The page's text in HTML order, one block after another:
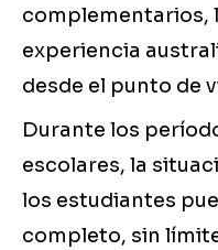
complementarios,
experiencia
desde el punto de
Durante los
escolares, la
los estudiantes
completo, sin